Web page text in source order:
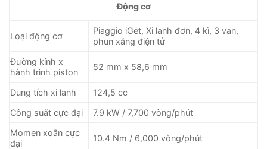
Động cơ
Loại động cơ
Piaggio iGet, Xi lanh đơn, 4 kì, 3 van,
phun xăng điện tử
Đường kính x
hành trình piston
52 mm x 58,6 mm
Dung tích xi lanh
124,5 cc
Công suất cực đại
7.9 kW / 7,700 vòng/phút
Momen xoắn cực
đại
10.4 Nm / 6,000 vòng/phút